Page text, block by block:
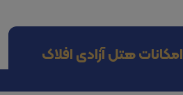
امکانات هتل آزادی افلاک